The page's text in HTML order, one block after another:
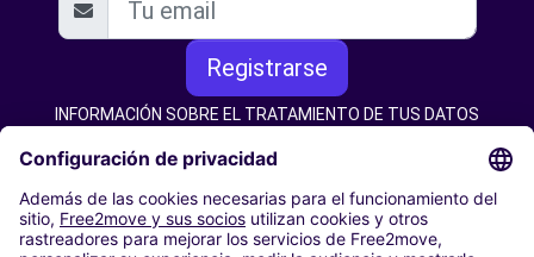
Registrarse
INFORMACIÓN SOBRE EL TRATAMIENTO DE TUS DATOS